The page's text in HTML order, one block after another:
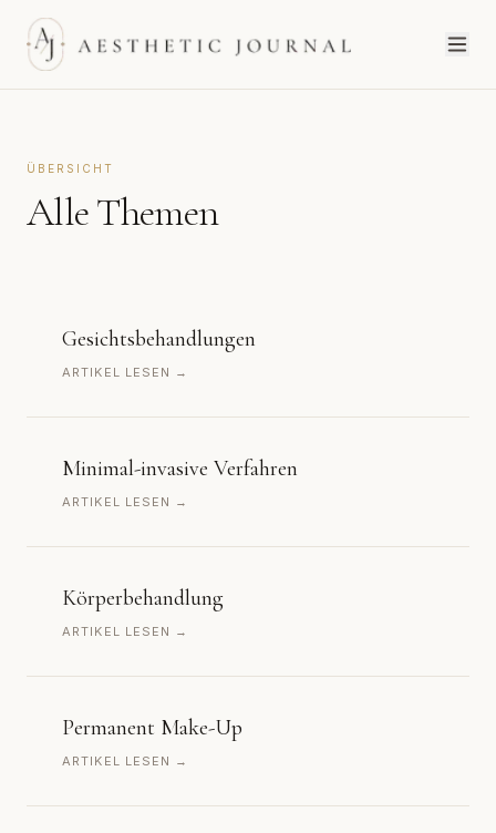
ÜBERSICHT
Alle Themen
Gesichtsbehandlungen
ARTIKEL LESEN →
Minimal-invasive Verfahren
ARTIKEL LESEN →
Körperbehandlung
ARTIKEL LESEN →
Permanent Make-Up
ARTIKEL LESEN →